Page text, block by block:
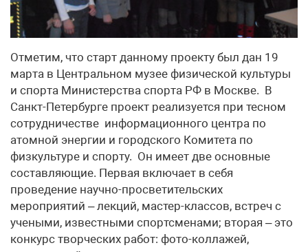
Отметим, что старт данному проекту был дан 19
марта в Центральном музее физической культуры
и спорта Министерства спорта РФ в Москве. В
Санкт-Петербурге проект реализуется при тесном
сотрудничестве информационного центра по
атомной энергии и городского Комитета по
физкультуре и спорту. Он имеет две основные
составляющие. Первая включает в себя
проведение научно-просветительских
мероприятий – лекций, мастер-классов, встреч с
учеными, известными спортсменами; вторая – это
конкурс творческих работ: фото-коллажей,